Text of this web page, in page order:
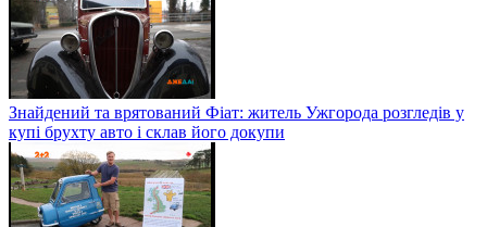
Знайдений та врятований Фіат: житель Ужгорода розгледів у
купі брухту авто і склав його докупи